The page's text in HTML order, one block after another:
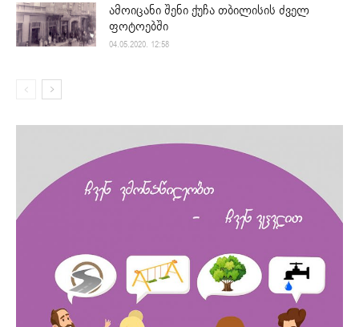
ამოიცანი შენი ქუჩა თბილისის ძველ
ფოტოებში
04.05.2020. 12:58